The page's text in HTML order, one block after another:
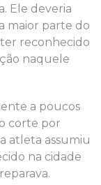
Ele deveria
maior parte do
ter reconhecido
naquele
a poucos
corte por
atleta assumiu
na cidade